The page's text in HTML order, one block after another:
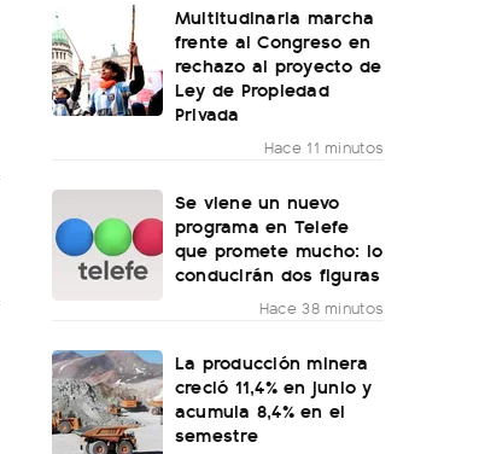
Multitudinaria marcha
frente al Congreso en
rechazo al proyecto de
Ley de Propiedad
Privada
Hace 11 minutos
Se viene un nuevo
programa en Telefe
que promete mucho: lo
conducirán dos figuras
Hace 38 minutos
La producción minera
creció 11,4% en junio y
acumula 8,4% en el
semestre